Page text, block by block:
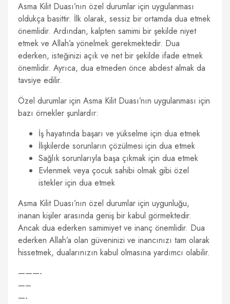
Asma Kilit Duası’nın özel durumlar için uygulanması
oldukça basittir. İlk olarak, sessiz bir ortamda dua etmek
önemlidir. Ardından, kalpten samimi bir şekilde niyet
etmek ve Allah’a yönelmek gerekmektedir. Dua
ederken, isteğinizi açık ve net bir şekilde ifade etmek
önemlidir. Ayrıca, dua etmeden önce abdest almak da
tavsiye edilir.
Özel durumlar için Asma Kilit Duası’nın uygulanması için
bazı örnekler şunlardır:
İş hayatında başarı ve yükselme için dua etmek
İlişkilerde sorunların çözülmesi için dua etmek
Sağlık sorunlarıyla başa çıkmak için dua etmek
Evlenmek veya çocuk sahibi olmak gibi özel
istekler için dua etmek
Asma Kilit Duası’nın özel durumlar için uygunluğu,
inanan kişiler arasında geniş bir kabul görmektedir.
Ancak dua ederken samimiyet ve inanç önemlidir. Dua
ederken Allah’a olan güveninizi ve inancınızı tam olarak
hissetmek, dualarınızın kabul olmasına yardımcı olabilir.
———-
—–
—-